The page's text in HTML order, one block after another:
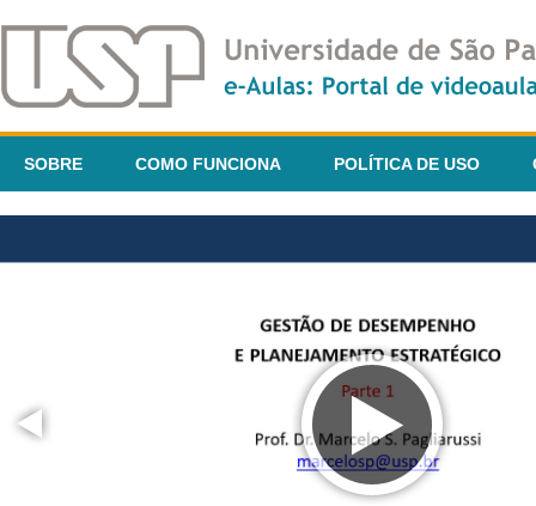
SOBRE COMO FUNCIONA POLÍTICA DE USO